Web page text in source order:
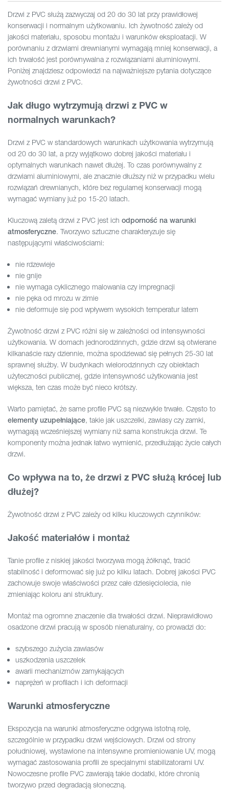
Drzwi z PVC służą zazwyczaj od 20 do 30 lat przy prawidłowej
konserwacji i normalnym użytkowaniu. Ich żywotność zależy od
jakości materiału, sposobu montażu i warunków eksploatacji. W
porównaniu z drzwiami drewnianymi wymagają mniej konserwacji, a
ich trwałość jest porównywalna z rozwiązaniami aluminiowymi.
Poniżej znajdziesz odpowiedzi na najważniejsze pytania dotyczące
żywotności drzwi z PVC.
Jak długo wytrzymują drzwi z PVC w
normalnych warunkach?
Drzwi z PVC w standardowych warunkach użytkowania wytrzymują
od 20 do 30 lat, a przy wyjątkowo dobrej jakości materiału i
optymalnych warunkach nawet dłużej. To czas porównywalny z
drzwiami aluminiowymi, ale znacznie dłuższy niż w przypadku wielu
rozwiązań drewnianych, które bez regularnej konserwacji mogą
wymagać wymiany już po 15-20 latach.
Kluczową zaletą drzwi z PVC jest ich odporność na warunki
atmosferyczne. Tworzywo sztuczne charakteryzuje się
następującymi właściwościami:
nie rdzewieje
nie gnije
nie wymaga cyklicznego malowania czy impregnacji
nie pęka od mrozu w zimie
nie deformuje się pod wpływem wysokich temperatur latem
Żywotność drzwi z PVC różni się w zależności od intensywności
użytkowania. W domach jednorodzinnych, gdzie drzwi są otwierane
kilkanaście razy dziennie, można spodziewać się pełnych 25-30 lat
sprawnej służby. W budynkach wielorodzinnych czy obiektach
użyteczności publicznej, gdzie intensywność użytkowania jest
większa, ten czas może być nieco krótszy.
Warto pamiętać, że same profile PVC są niezwykle trwałe. Często to
elementy uzupełniające, takie jak uszczelki, zawiasy czy zamki,
wymagają wcześniejszej wymiany niż sama konstrukcja drzwi. Te
komponenty można jednak łatwo wymienić, przedłużając życie całych
drzwi.
Co wpływa na to, że drzwi z PVC służą krócej lub
dłużej?
Żywotność drzwi z PVC zależy od kilku kluczowych czynników:
Jakość materiałów i montaż
Tanie profile z niskiej jakości tworzywa mogą żółknąć, tracić
stabilność i deformować się już po kilku latach. Dobrej jakości PVC
zachowuje swoje właściwości przez całe dziesięciolecia, nie
zmieniając koloru ani struktury.
Montaż ma ogromne znaczenie dla trwałości drzwi. Nieprawidłowo
osadzone drzwi pracują w sposób nienaturalny, co prowadzi do:
szybszego zużycia zawiasów
uszkodzenia uszczelek
awarii mechanizmów zamykających
naprężeń w profilach i ich deformacji
Warunki atmosferyczne
Ekspozycja na warunki atmosferyczne odgrywa istotną rolę,
szczególnie w przypadku drzwi wejściowych. Drzwi od strony
południowej, wystawione na intensywne promieniowanie UV, mogą
wymagać zastosowania profili ze specjalnymi stabilizatorami UV.
Nowoczesne profile PVC zawierają takie dodatki, które chronią
tworzywo przed degradacją słoneczną.